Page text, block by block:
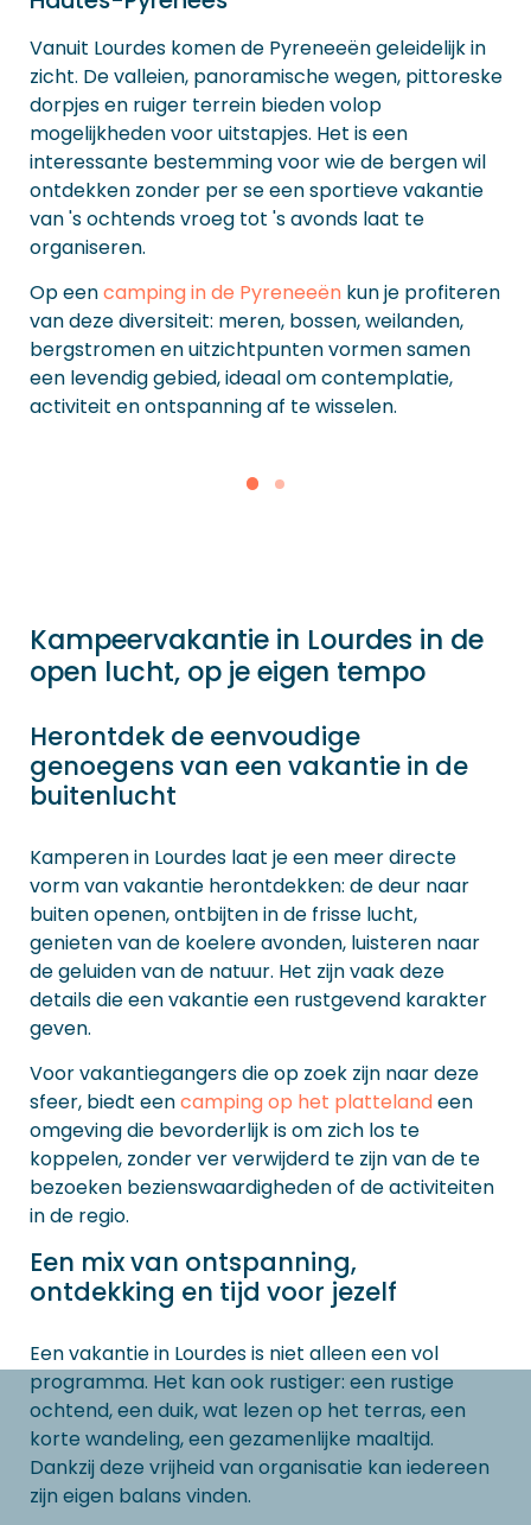
Vanuit Lourdes komen de Pyreneeën geleidelijk in
zicht. De valleien, panoramische wegen, pittoreske
dorpjes en ruiger terrein bieden volop
mogelijkheden voor uitstapjes. Het is een
interessante bestemming voor wie de bergen wil
ontdekken zonder per se een sportieve vakantie
van 's ochtends vroeg tot 's avonds laat te
organiseren.
Op eencamping in de Pyreneeënkun je profiteren
van deze diversiteit: meren, bossen, weilanden,
bergstromen en uitzichtpunten vormen samen
een levendig gebied, ideaal om contemplatie,
activiteit en ontspanning af te wisselen.
Kampeervakantie in Lourdes in de
open lucht, op je eigen tempo
Herontdek de eenvoudige
genoegens van een vakantie in de
buitenlucht
Kamperen in Lourdes laat je een meer directe
vorm van vakantie herontdekken: de deur naar
buiten openen, ontbijten in de frisse lucht,
genieten van de koelere avonden, luisteren naar
de geluiden van de natuur. Het zijn vaak deze
details die een vakantie een rustgevend karakter
geven.
Voor vakantiegangers die op zoek zijn naar deze
sfeer, biedt eencamping op het plattelandeen
omgeving die bevorderlijk is om zich los te
koppelen, zonder ver verwijderd te zijn van de te
bezoeken bezienswaardigheden of de activiteiten
in de regio.
Een mix van ontspanning,
ontdekking en tijd voor jezelf
Een vakantie in Lourdes is niet alleen een vol
programma. Het kan ook rustiger: een rustige
ochtend, een duik, wat lezen op het terras, een
korte wandeling, een gezamenlijke maaltijd.
Dankzij deze vrijheid van organisatie kan iedereen
zijn eigen balans vinden.